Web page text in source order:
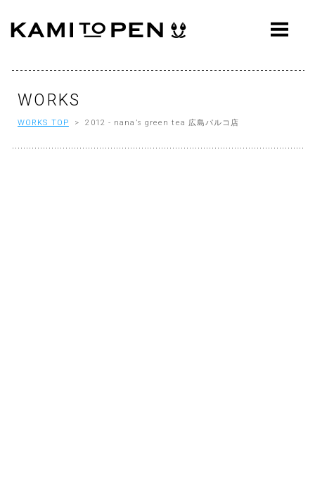
ABOUT
AWARDS
WORKS
WORKS TOP > 2012 - nana’s green tea 広島パルコ店